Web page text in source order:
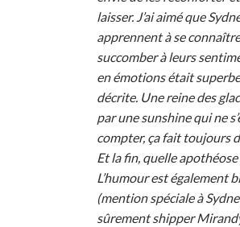
laisser. J’ai aimé que
apprennent à se
succomber à leurs
en émotions était
décrite. Une reine des
par une sunshine qui ne
compter, ça fait toujours
Et la fin, quelle apothéose
L’humour est également
(mention spéciale à
sûrement shipper